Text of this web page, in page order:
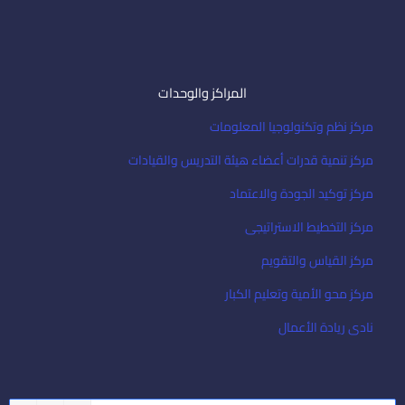
المراكز والوحدات
مركز نظم وتكنولوجيا المعلومات
مركز تنمية قدرات أعضاء هيئة التدريس والقيادات
مركز توكيد الجودة والاعتماد
مركز التخطيط الاستراتيجى
مركز القياس والتقويم
مركز محو الأمية وتعليم الكبار
نادى ريادة الأعمال